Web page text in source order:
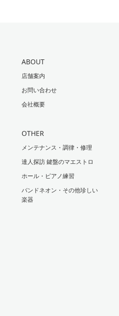
ABOUT
店舗案内
お問い合わせ
会社概要
OTHER
メンテナンス・調律・修理
達人探訪 鍵盤のマエストロ
ホール・ピアノ練習
バンドネオン・その他珍しい
楽器